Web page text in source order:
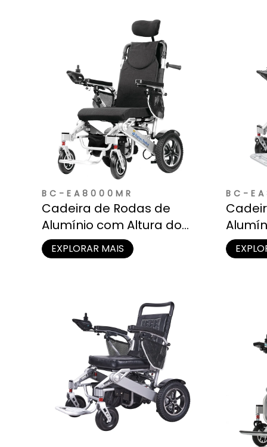
BC-EA8000MR
Cadeira de Rodas de
Alumínio com Altura do
Assento e Encosto de
Cabeça Ajustáveis
EXPLORAR MAIS
BC-